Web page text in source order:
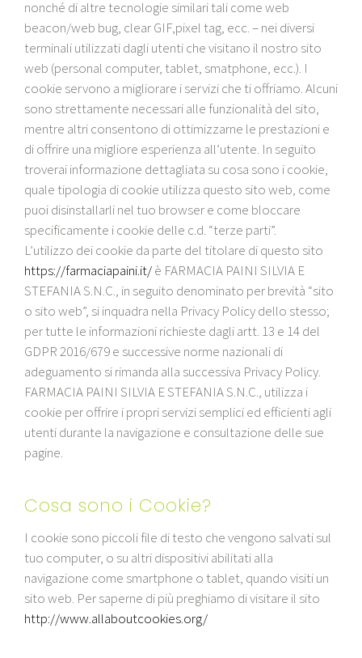
nonché di altre tecnologie similari tali come web
beacon/web bug, clear GIF,pixel tag, ecc. – nei diversi
terminali utilizzati dagli utenti che visitano il nostro sito
web (personal computer, tablet, smatphone, ecc.). I
cookie servono a migliorare i servizi che ti offriamo. Alcuni
sono strettamente necessari alle funzionalità del sito,
mentre altri consentono di ottimizzarne le prestazioni e
di offrire una migliore esperienza all’utente. In seguito
troverai informazione dettagliata su cosa sono i cookie,
quale tipologia di cookie utilizza questo sito web, come
puoi disinstallarli nel tuo browser e come bloccare
specificamente i cookie delle c.d. “terze parti”.
L’utilizzo dei cookie da parte del titolare di questo sito
https://farmaciapaini.it/è FARMACIA PAINI SILVIA E
STEFANIA S.N.C., in seguito denominato per brevità “sito
o sito web”, si inquadra nella Privacy Policy dello stesso;
per tutte le informazioni richieste dagli artt. 13 e 14 del
GDPR 2016/679 e successive norme nazionali di
adeguamento si rimanda alla successiva Privacy Policy.
FARMACIA PAINI SILVIA E STEFANIA S.N.C., utilizza i
cookie per offrire i propri servizi semplici ed efficienti agli
utenti durante la navigazione e consultazione delle sue
pagine.
Cosa sono i Cookie?
I cookie sono piccoli file di testo che vengono salvati sul
tuo computer, o su altri dispositivi abilitati alla
navigazione come smartphone o tablet, quando visiti un
sito web. Per saperne di più preghiamo di visitare il sito
http://www.allaboutcookies.org/